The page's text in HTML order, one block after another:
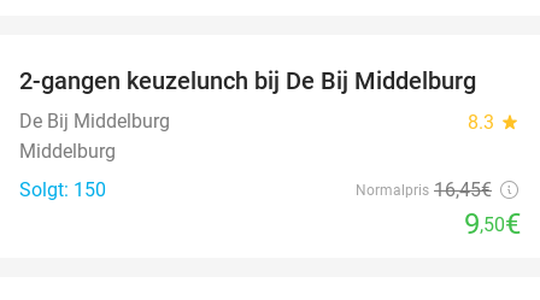
42%
2-gangen keuzelunch bij De Bij Middelburg
De Bij Middelburg 8.3 star
Middelburg
Solgt: 150
Normalpris 16,45€
9,50€